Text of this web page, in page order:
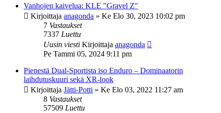
Vanhojen kaivelua: KLE "Gravel Z"
Kirjoittaja anagonda » Ke Elo 30, 2023 10:02 pm
7 Vastaukset
7337 Luettu
Uusin viesti Kirjoittaja anagonda
Pe Tammi 05, 2024 9:11 pm
Pienestä Dual-Sportista iso Enduro – Dominaatorin
laihdutuskuuri sekä XR-look
Kirjoittaja Jätti-Potti » Ke Elo 03, 2022 11:27 am
8 Vastaukset
57509 Luettu